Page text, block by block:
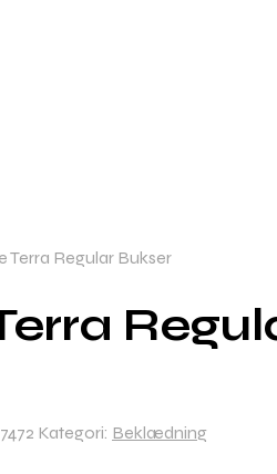
Terra Regular Bukser
Kategori: Beklædning